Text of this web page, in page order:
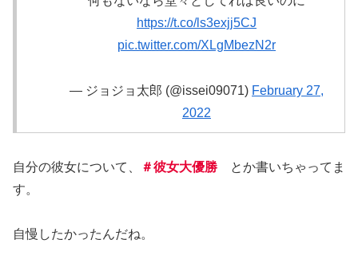
https://t.co/ls3exjj5CJ
pic.twitter.com/XLgMbezN2r
— ジョジョ太郎 (@issei09071) February 27,
2022
自分の彼女について、 ＃彼女大優勝 とか書いちゃってま
す。
自慢したかったんだね。